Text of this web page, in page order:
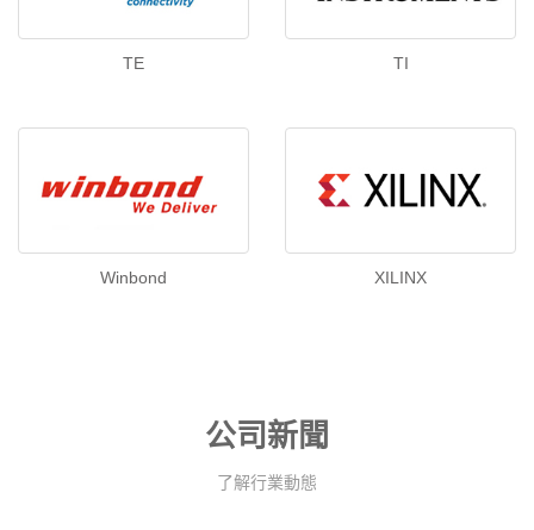
TE TI
Winbond XILINX
公司新聞
了解行業動態